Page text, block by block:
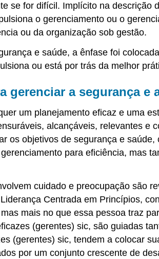
se for difícil. Implícito na
o gerenciamento ou o
ou da organização sob gestão.
e saúde, a ênfase foi
ou está por trás da melhor
gerenciar a segurança e
um planejamento eficaz e uma
alcançáveis, relevantes e
os objetivos de segurança e
para eficiência, mas
cuidado e preocupação são
Centrada em Princípios,
mais no que essa pessoa traz
(gerentes) sic, são guiadas
(gerentes) sic, tendem a colocar
por um conjunto crescente de